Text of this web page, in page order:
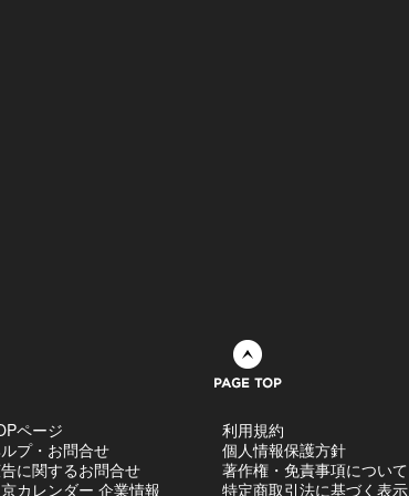
ページ
プ・お問合せ
に関するお問合せ
カレンダー 企業情報
利用規約
個人情報保護方針
著作権・免責事項について
特定商取引法に基づく表示